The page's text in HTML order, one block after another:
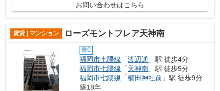
お問い合わせはこちら
賃貸 | マンション ローズモントフレア天神南
敷0
福岡市七隈線 「渡辺通 」駅 徒歩4分
福岡市七隈線 「天神南 」駅 徒歩9分
福岡市七隈線 「櫛田神社前 」駅 徒歩9分
築18年